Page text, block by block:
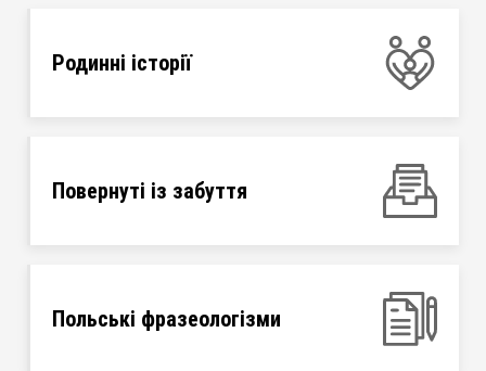
Родинні історії
Повернуті із забуття
Польські фразеологізми